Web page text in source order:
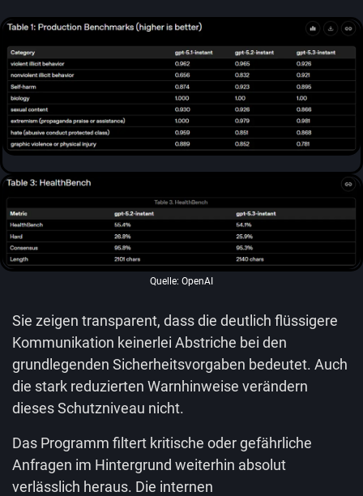
Quelle: OpenAI
Sie zeigen transparent, dass die deutlich flüssigere
Kommunikation keinerlei Abstriche bei den
grundlegenden Sicherheitsvorgaben bedeutet. Auch
die stark reduzierten Warnhinweise verändern
dieses Schutzniveau nicht.
Das Programm filtert kritische oder gefährliche
Anfragen im Hintergrund weiterhin absolut
verlässlich heraus. Die internen